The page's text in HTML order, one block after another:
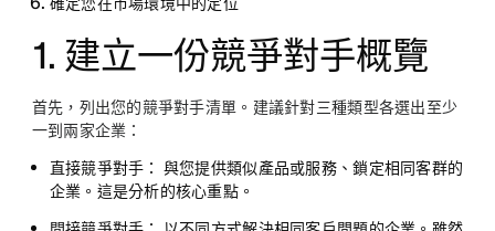
1. 建立一份競爭對手概覽
首先，列出您的競爭對手清單。建議針對三種類型各選出至少
一到兩家企業：
直接競爭對手：
與您提供類似產品或服務、鎖定相同客群的
企業。這是分析的核心重點。